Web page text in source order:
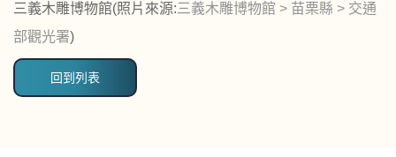
三義木雕博物館(照片來源:三義木雕博物館 > 苗栗縣 > 交通
部觀光署)
回到列表